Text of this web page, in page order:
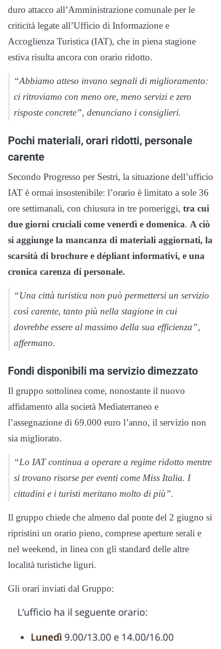
duro attacco all’Amministrazione comunale per le
criticità legate all’Ufficio di Informazione e
Accoglienza Turistica (IAT), che in piena stagione
estiva risulta ancora con orario ridotto.
“Abbiamo atteso invano segnali di miglioramento:
ci ritroviamo con meno ore, meno servizi e zero
risposte concrete”, denunciano i consiglieri.
Pochi materiali, orari ridotti, personale
carente
Secondo Progresso per Sestri, la situazione dell’ufficio
IAT è ormai insostenibile: l’orario è limitato a sole 36
ore settimanali, con chiusura in tre pomeriggi, tra cui
due giorni cruciali come venerdì e domenica. A ciò
si aggiunge la mancanza di materiali aggiornati, la
scarsità di brochure e dépliant informativi, e una
cronica carenza di personale.
“Una città turistica non può permettersi un servizio
così carente, tanto più nella stagione in cui
dovrebbe essere al massimo della sua efficienza”,
affermano.
Fondi disponibili ma servizio dimezzato
Il gruppo sottolinea come, nonostante il nuovo
affidamento alla società Mediaterraneo e
l’assegnazione di 69.000 euro l’anno, il servizio non
sia migliorato.
“Lo IAT continua a operare a regime ridotto mentre
si trovano risorse per eventi come Miss Italia. I
cittadini e i turisti meritano molto di più”.
Il gruppo chiede che almeno dal ponte del 2 giugno si
ripristini un orario pieno, comprese aperture serali e
nel weekend, in linea con gli standard delle altre
località turistiche liguri.
Gli orari inviati dal Gruppo: